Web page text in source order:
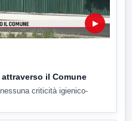
▶
il Comune
criticità igienico-